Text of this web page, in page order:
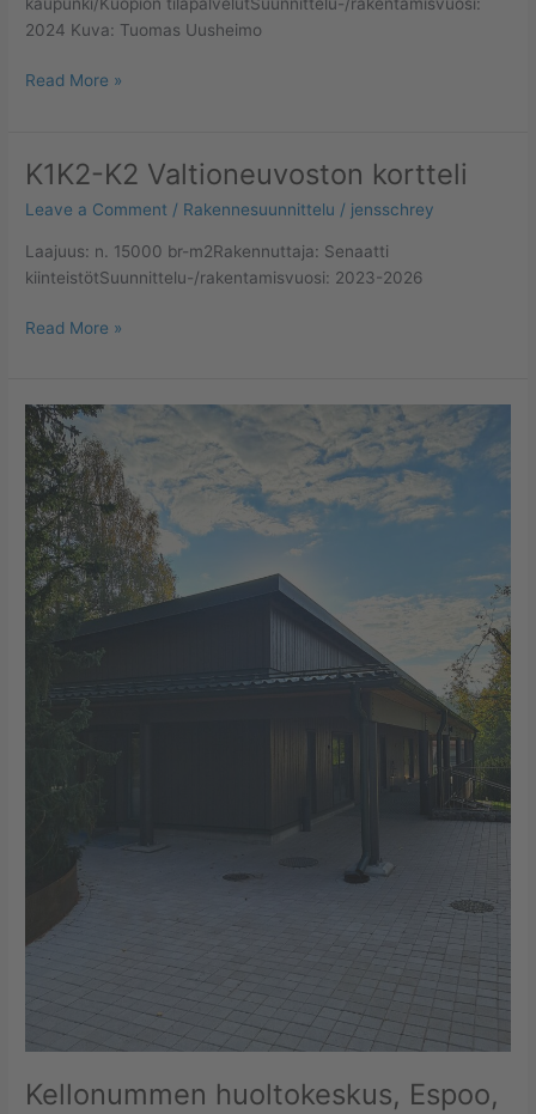
2024 Kuva: Tuomas Uusheimo
Read More »
K1K2-K2 Valtioneuvoston kortteli
Leave a Comment / Rakennesuunnittelu / jensschrey
Laajuus: n. 15000 br-m2Rakennuttaja: Senaatti
kiinteistötSuunnittelu-/rakentamisvuosi: 2023-2026
K1K2-
Valtioneuvoston
kortteli
Read More »
Kellonummen huoltokeskus, Espoo,
Kellonummen
huoltokeskus,
Espoo,
uudisrakennus